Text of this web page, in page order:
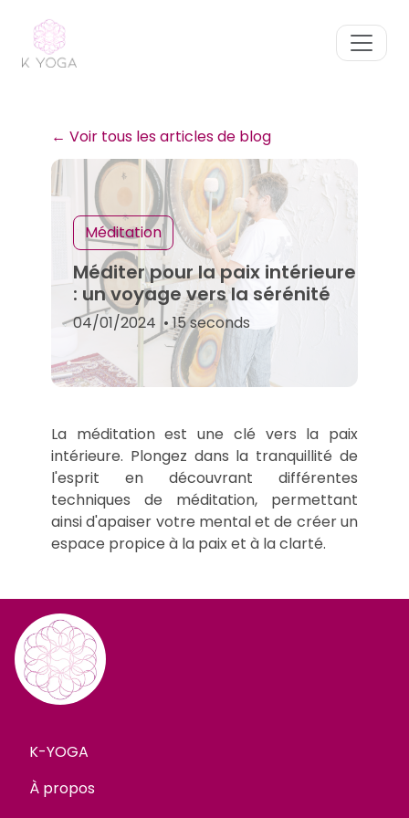
← Voir tous les articles de blog
Méditation
Méditer pour la paix intérieure
: un voyage vers la sérénité
04/01/2024 • 15 seconds
La méditation est une clé vers la paix
intérieure. Plongez dans la tranquillité de
l'esprit en découvrant différentes
techniques de méditation, permettant
ainsi d'apaiser votre mental et de créer un
K-YOGA
À propos